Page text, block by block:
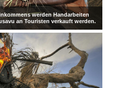
werden Handarbeiten
an Touristen verkauft werden.